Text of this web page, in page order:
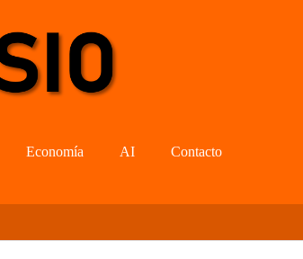
Economía AI Contacto